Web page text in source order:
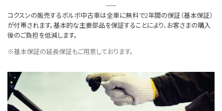
コクスンの販売するボルボ中古車は全車に無料で2年間の保証（基本保証）
が付帯されます。基本的な主要部品を保証することにより、お客さまの購入
後のご負担を低減します。
※基本保証の延長保証もご用意しております。